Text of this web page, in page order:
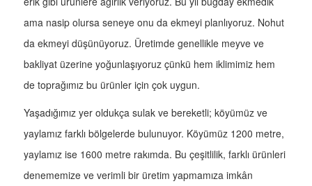
ama nasip olursa seneye onu da ekmeyi planlıyoruz. Nohut
da ekmeyi düşünüyoruz. Üretimde genellikle meyve ve
bakliyat üzerine yoğunlaşıyoruz çünkü hem iklimimiz hem
de toprağımız bu ürünler için çok uygun.
Yaşadığımız yer oldukça sulak ve bereketli; köyümüz ve
yaylamız farklı bölgelerde bulunuyor. Köyümüz 1200 metre,
yaylamız ise 1600 metre rakımda. Bu çeşitlilik, farklı ürünleri
denememize ve verimli bir üretim yapmamıza imkân